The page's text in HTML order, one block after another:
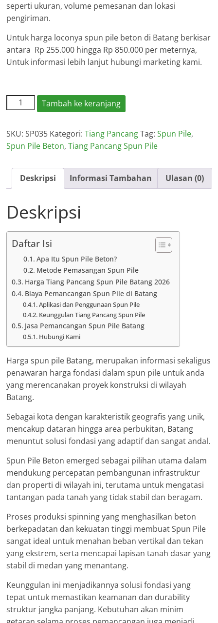
seperti ukuran, volume pemesanan dan lokasi
pengiriman.
Untuk harga loconya spun pile beton di Batang berkisar
antara Rp 255.000 hingga Rp 850.000 per meternya,
Untuk informasi lebih lanjut hubungi marketing kami.
Kuantitas
Harga
Pile
Batang
Meter
2026
Tambah ke keranjang
SKU:SP035 Kategori:Tiang Pancang Tag:Spun Pile,
Spun Pile Beton,Tiang Pancang Spun Pile
Deskripsi Informasi Tambahan Ulasan (0)
Deskripsi
Daftar Isi
Apa Itu Spun Pile Beton?
Metode Pemasangan Spun Pile
Harga Tiang Pancang Spun Pile Batang 2026
Biaya Pemancangan Spun Pile di Batang
Aplikasi dan Penggunaan Spun Pile
Keunggulan Tiang Pancang Spun Pile
Jasa Pemancangan Spun Pile Batang
Hubungi Kami
Harga spun pile Batang, merupakan informasi sekaligus
penawaran harga fondasi dalam spun pile untuk anda
yang merencanakan proyek konstruksi di wilayah
Batang.
Sebagai kota dengan karakteristik geografis yang unik,
mencakup dataran hingga area perbukitan, Batang
menuntut solusi fondasi yang adaptif dan sangat andal.
Spun Pile Beton emerged sebagai pilihan utama dalam
mendukung percepatan pembangunan infrastruktur
dan properti di wilayah ini, terutama untuk mengatasi
tantangan pada tanah yang tidak stabil dan beragam.
Proses produksi spinning yang menghasilkan beton
berkepadatan dan kekuatan tinggi membuat Spun Pile
sangat ideal untuk menahan beban vertikal dan tekan
yang ekstrem, serta mencapai lapisan tanah dasar yang
stabil di medan yang menantang.
Keunggulan ini menjadikannya solusi fondasi yang
tepat untuk memastikan keamanan dan durability
struktur jangka panjang. Kebutuhan akan minim